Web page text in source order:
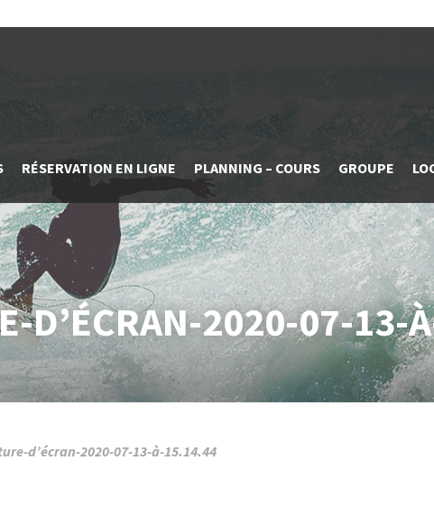
RÉSERVATION EN LIGNE PLANNING – COURS GROUPE
D’ÉCRAN-2020-07-13-
d’écran-2020-07-13-à-15.14.44